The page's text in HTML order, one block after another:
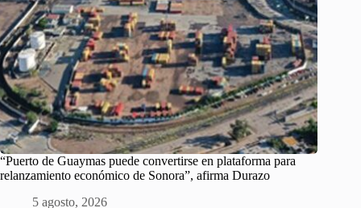
“Puerto de Guaymas puede convertirse en plataforma para
relanzamiento económico de Sonora”, afirma Durazo
5 agosto, 2026